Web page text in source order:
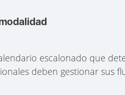
escalonado que
deben gestionar sus